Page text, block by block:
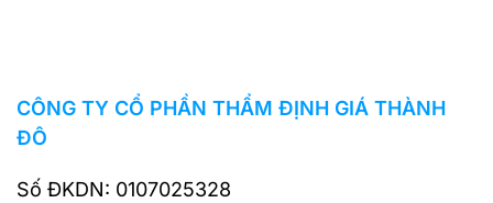
CÔNG TY CỔ PHẦN THẨM ĐỊNH GIÁ THÀNH
ĐÔ
Số ĐKDN: 0107025328